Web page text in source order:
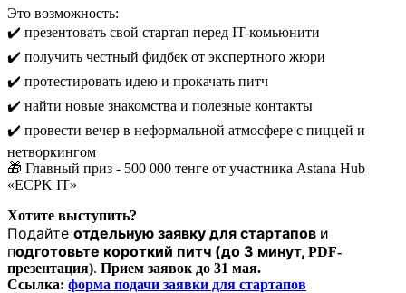
Это возможность:
✔️ презентовать свой стартап перед IT-комьюнити
✔️ получить честный фидбек от экспертного жюри
✔️ протестировать идею и прокачать питч
✔️ найти новые знакомства и полезные контакты
✔️ провести вечер в неформальной атмосфере с пиццей и
нетворкингом
🎁 Главный приз - 500 000 тенге от участника Astana Hub
«ECPK IT»
Хотите выступить?
Подайте отдельную заявку для стартапов и
подготовьте короткий питч (до 3 минут, PDF-
презентация). Прием заявок до 31 мая.
Ссылка: форма подачи заявки для стартапов